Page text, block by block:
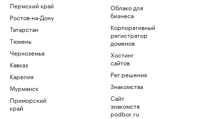
Пермский край
Ростов-на-Дону
Татарстан
Тюмень
Черноземье
Кавказ
Карелия
Мурманск
Приморский
край
Облако для
бизнеса
Корпоративный
регистратор
доменов
Хостинг
сайтов
Рег.решения
Знакомства
Сайт
знакомств
podbor.ru